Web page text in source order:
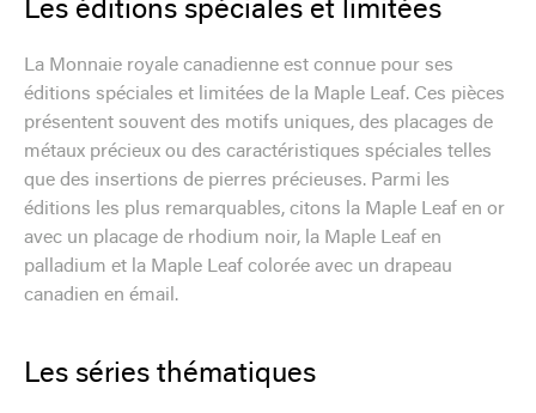
Les éditions spéciales et limitées
La Monnaie royale canadienne est connue pour ses
éditions spéciales et limitées de la Maple Leaf. Ces pièces
présentent souvent des motifs uniques, des placages de
métaux précieux ou des caractéristiques spéciales telles
que des insertions de pierres précieuses. Parmi les
éditions les plus remarquables, citons la Maple Leaf en or
avec un placage de rhodium noir, la Maple Leaf en
palladium et la Maple Leaf colorée avec un drapeau
canadien en émail.
Les séries thématiques